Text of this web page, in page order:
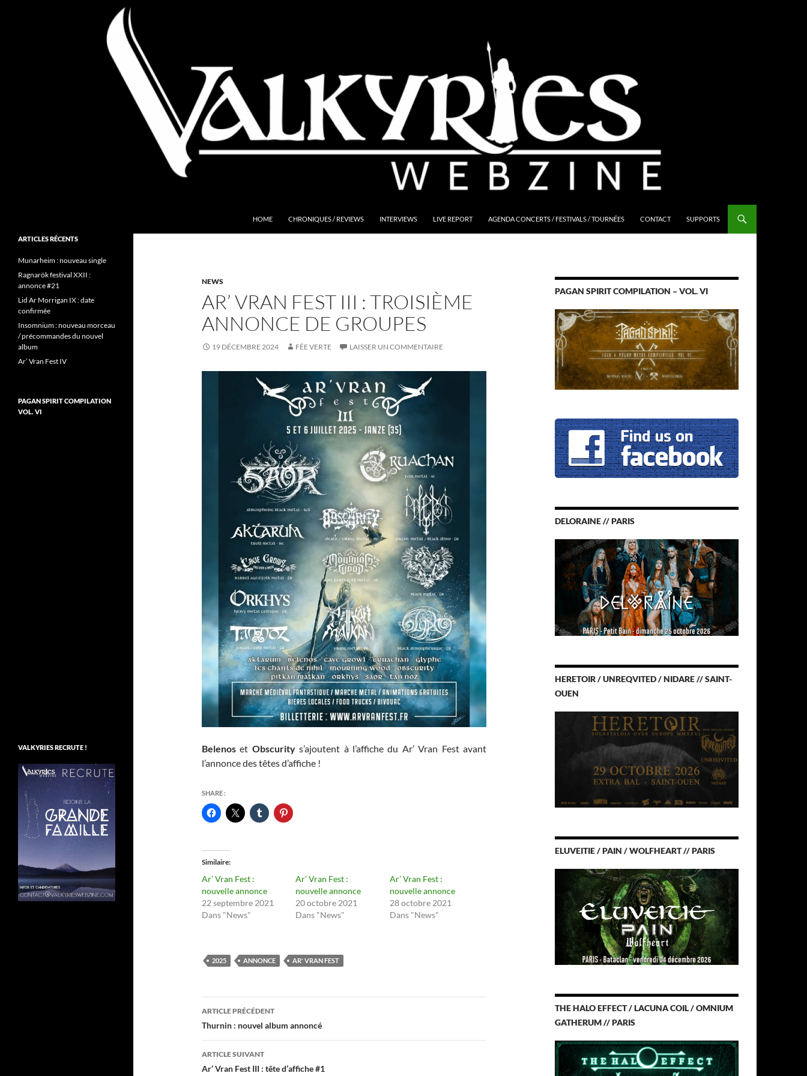
HOME CHRONIQUES / REVIEWS INTERVIEWS LIVE REPORT AGENDA CONCERTS / FESTIVALS / TOURNÉES CONTACT SUPPORTS
NEWS
AR’ VRAN FEST III : TROISIÈME
ANNONCE DE GROUPES
19 DÉCEMBRE 2024 FÉE VERTE LAISSER UN COMMENTAIRE
Belenos et Obscuritys’ajoutent à l’affiche du Ar’ Vran Fest avant
l’annonce des têtes d’affiche !
SHARE :
Similaire
Ar’ Vran Fest :
nouvelle annonce
22 septembre 2021
Dans "News"
Ar’ Vran Fest :
nouvelle annonce
20 octobre 2021
Dans "News"
Ar’ Vran Fest :
nouvelle annonce
28 octobre 2021
Dans "News"
2025 ANNONCE AR' VRAN FEST
Navigation
des
articles
ARTICLE PRÉCÉDENT
Thurnin : nouvel album annoncé
ARTICLE SUIVANT
Ar’ Vran Fest III : tête d’affiche #1
PAGAN SPIRIT COMPILATION – VOL. VI
DELORAINE // PARIS
HERETOIR / UNREQVITED / NIDARE // SAINT-
OUEN
ELUVEITIE / PAIN / WOLFHEART // PARIS
THE HALO EFFECT / LACUNA COIL / OMNIUM
GATHERUM // PARIS
Folk Pagan Webzine
ARTICLES RÉCENTS
Munarheim : nouveau single
Ragnarök festival XXII :
annonce #21
Lid Ar Morrigan IX : date
confirmée
Insomnium : nouveau morceau
/ précommandes du nouvel
album
Ar’ Vran Fest IV
PAGAN SPIRIT COMPILATION
VOL. VI
VALKYRIES RECRUTE !